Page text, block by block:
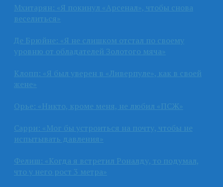
Мхитарян: «Я покинул «Арсенал», чтобы снова
веселиться»
Де Брюйне: «Я не слишком отстал по своему
уровню от обладателей Золотого мяча»
Клопп: «Я был уверен в «Ливерпуле», как в своей
жене»
Орье: «Никто, кроме меня, не любил «ПСЖ»
Сарри: «Мог бы устроиться на почту, чтобы не
испытывать давления»
Фелиш: «Когда я встретил Роналду, то подумал,
что у него рост 3 метра»